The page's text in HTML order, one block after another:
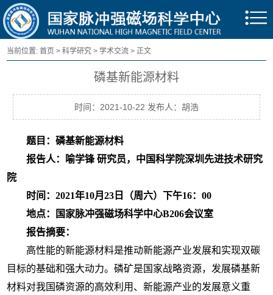
当前位置:首页 >科学研究 >学术交流 > 正文
磷基新能源材料
时间：2021-10-22 发布人：胡浩
题目：磷基新能源材料
报告人：
喻学锋 研究员， 中国科学院深圳先进技术研究
院
时间：2021年10月23日（周六）下午16：00
地点：国家脉冲强磁场科学中心B206会议室
报告摘要：
高性能的新能源材料是推动新能源产业发展和实现双碳
目标的基础和强大动力。磷矿是国家战略资源，发展磷基新
材料对我国磷资源的高效利用、新能源产业的发展意义重